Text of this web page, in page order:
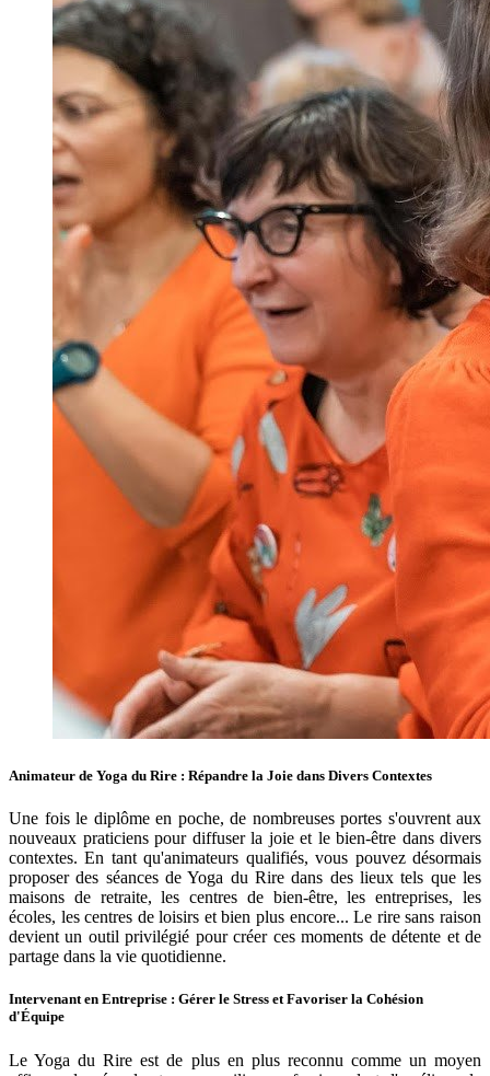
Animateur de Yoga du Rire : Répandre la Joie dans Divers Contextes
Une fois le diplôme en poche, de nombreuses portes s'ouvrent aux
nouveaux praticiens pour diffuser la joie et le bien-être dans divers
contextes. En tant qu'animateurs qualifiés, vous pouvez désormais
proposer des séances de Yoga du Rire dans des lieux tels que les
maisons de retraite, les centres de bien-être, les entreprises, les
écoles, les centres de loisirs et bien plus encore... Le rire sans raison
devient un outil privilégié pour créer ces moments de détente et de
partage dans la vie quotidienne.
Intervenant en Entreprise : Gérer le Stress et Favoriser la Cohésion
d'Équipe
Le Yoga du Rire est de plus en plus reconnu comme un moyen